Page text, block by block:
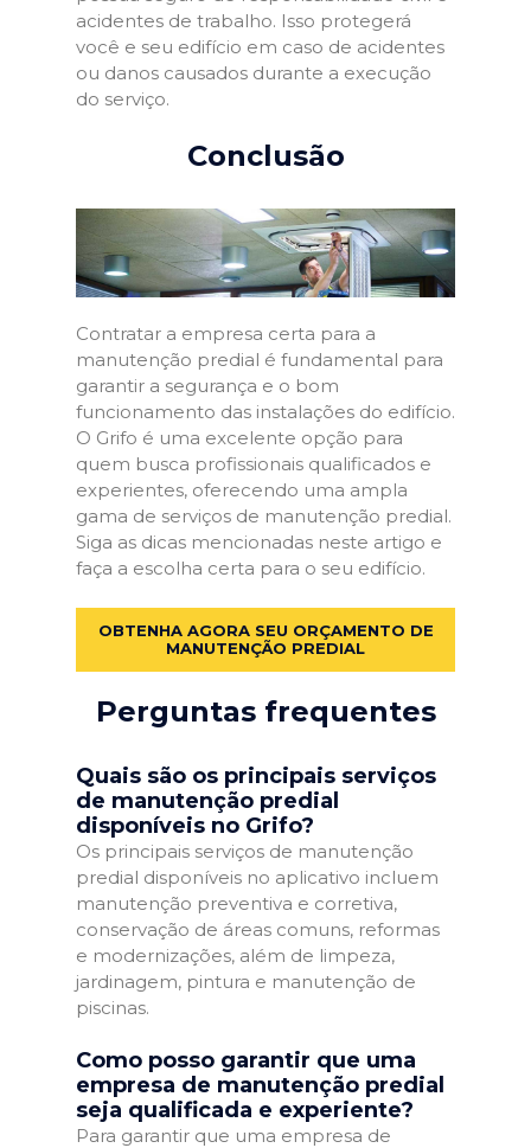
acidentes de trabalho. Isso protegerá
você e seu edifício em caso de acidentes
ou danos causados durante a execução
do serviço.
Conclusão
Contratar a empresa certa para a
manutenção predial é fundamental para
garantir a segurança e o bom
funcionamento das instalações do edifício.
O Grifo é uma excelente opção para
quem busca profissionais qualificados e
experientes, oferecendo uma ampla
gama de serviços de manutenção predial.
Siga as dicas mencionadas neste artigo e
faça a escolha certa para o seu edifício.
OBTENHA AGORA SEU ORÇAMENTO DE
MANUTENÇÃO PREDIAL
Perguntas frequentes
Quais são os principais serviços
de manutenção predial
disponíveis no Grifo?
Os principais serviços de manutenção
predial disponíveis no aplicativo incluem
manutenção preventiva e corretiva,
conservação de áreas comuns, reformas
e modernizações, além de limpeza,
jardinagem, pintura e manutenção de
piscinas.
Como posso garantir que uma
empresa de manutenção predial
seja qualificada e experiente?
Para garantir que uma empresa de